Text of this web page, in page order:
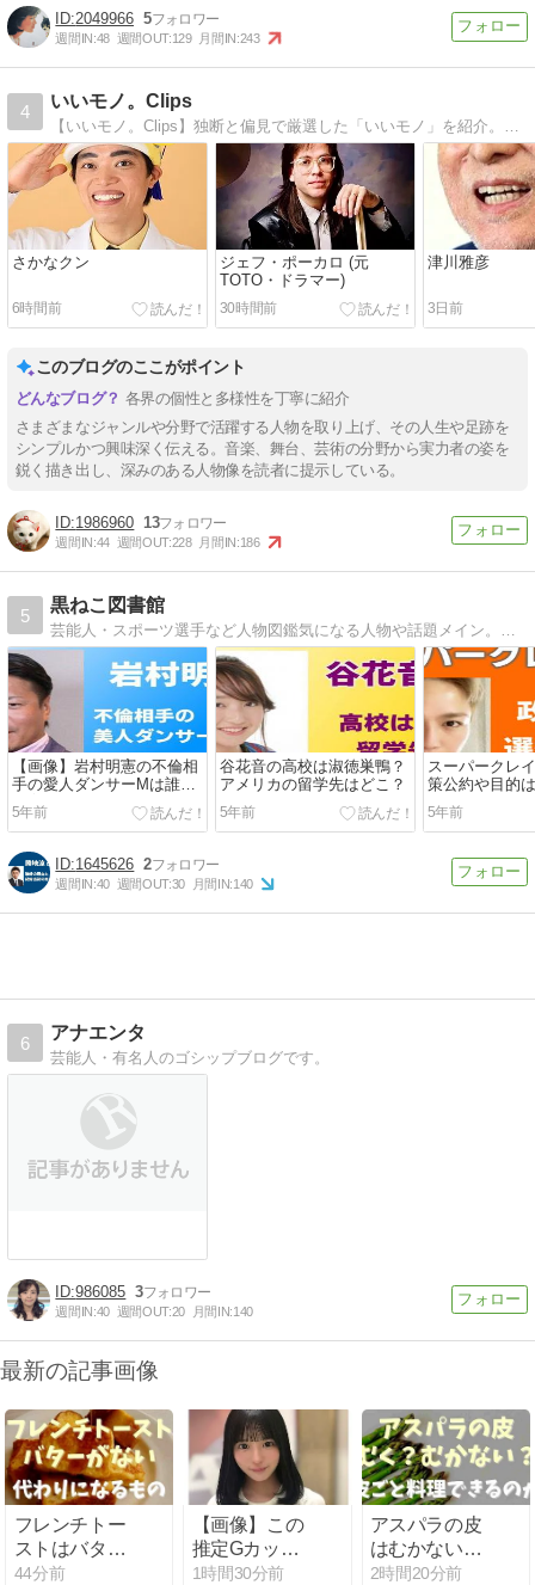
2049966 5
週間IN:48 週間OUT:129 月間IN:243
4
いいモノ。Clips
【いいモノ。Clips】独断と偏見で厳選した「いいモノ」を紹介。音楽とアイドルとモータースポーツ、お役立ち情報をお届け！
さかなクン
6時間前
ジェフ・ポーカロ (元
TOTO・ドラマー)
30時間前
津川雅彦
3日前
このブログのここがポイント
各界の個性と多様性を丁寧に紹介
さまざまなジャンルや分野で活躍する人物を取り上げ、その人生や足跡を
シンプルかつ興味深く伝える。音楽、舞台、芸術の分野から実力者の姿を
鋭く描き出し、深みのある人物像を読者に提示している。
1986960 13
週間IN:44 週間OUT:228 月間IN:186
5
黒ねこ図書館
【画像】岩村明憲の不倫相
手の愛人ダンサーMは誰？
養育費ホントに払えない
の？
5年前
谷花音の高校は淑徳巣鴨？
アメリカの留学先はどこ？
5年前
スーパークレ
策公約や目的
選と都知事選
5年前
1645626 2
週間IN:40 週間OUT:30 月間IN:140
6
アナエンタ
芸能人・有名人のゴシップブログです。
986085 3
週間IN:40 週間OUT:20 月間IN:140
最新の記事画像
フレンチトー
ストはバター
の代わりに油
44分前
【画像】この
推定Gカップ
以上のお○ぱ
1時間30分前
アスパラの皮
はむかないで
食べられる？
2時間20分前